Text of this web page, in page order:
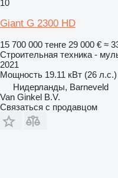
10
Giant G 2300 HD
15 700 000 тенге 29 000 € ≈
Строительная техника -
2021
Мощность 19.11 кВт (26 л.с.)
Нидерланды, Barneveld
Van Ginkel B.V.
Связаться с продавцом